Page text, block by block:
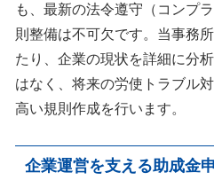
も、最新の法令遵守（コンプ
則整備は不可欠です。当事務
たり、企業の現状を詳細に分
はなく、将来の労使トラブル
高い規則作成を行います。
企業運営を支える助成金